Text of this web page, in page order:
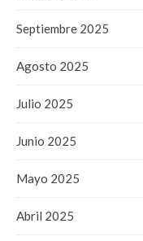
Septiembre 2025
Agosto 2025
Julio 2025
Junio 2025
Mayo 2025
Abril 2025